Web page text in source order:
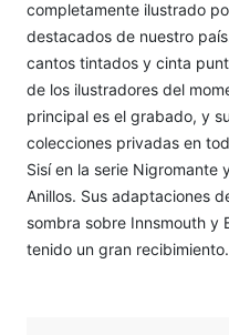
completamente ilustrado
destacados de nuestro
cantos tintados y cinta
de los ilustradores del
principal es el grabado, y
colecciones privadas en
Sisí en la serie Nigromante
Anillos. Sus adaptaciones
sombra sobre Innsmouth y
tenido un gran recibimiento.